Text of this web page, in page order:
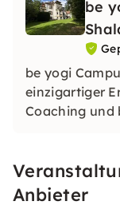
be
be yogi
einzigartiger
Coaching und
dich dazu ein,
finden.
Anbieter